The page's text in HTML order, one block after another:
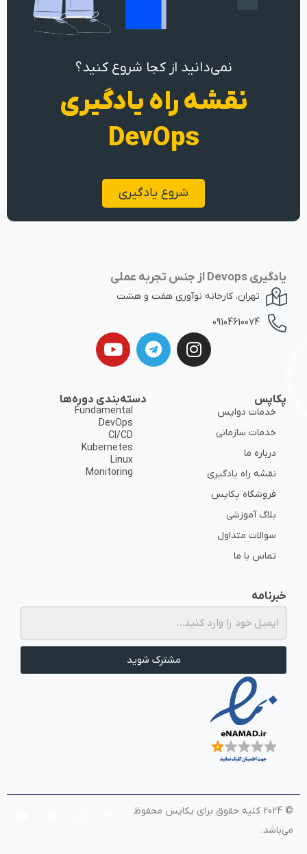
نمی‌دانید از کجا شروع کنید؟
نقشه راه یادگیری
DevOps
شروع یادگیری
یادگیری Devops از جنس تجربه عملی
تهران، کارخانه نوآوری هفت و هشت
09104610074
پکاپس
خدمات دواپس
خدمات سازمانی
درباره ما
نقشه راه یادگیری
فروشگاه پکاپس
بلاگ آموزشی
سوالات متداول
تماس با ما
دسته‌بندی دوره‌ها
Fundamental
DevOps
CI/CD
Kubernetes
Linux
Monitoring
خبرنامه
از برگزاری دوره‌ها و رویدادهای پکاپس زودتر از همه با خبر شوید.
مشترک شوید
© 2024 کلیه حقوق برای پکاپس محفوظ
می‌باشد.